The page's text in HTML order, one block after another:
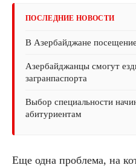
ПОСЛЕДНИЕ НОВОСТИ
В Азербайджане
Азербайджанцы смогут
загранпаспорта
Выбор специальности
абитуриентам
Еще одна проблема, на